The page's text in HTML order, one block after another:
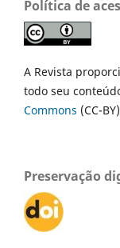
Política de
A Revista
todo seu
Commons (CC-
Preservação